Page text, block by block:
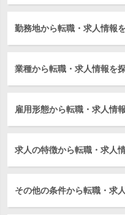
勤務地から転職・求人情報
業種から転職・求人情報を
雇用形態から転職・求人情
求人の特徴から転職・求人
その他の条件から転職・求